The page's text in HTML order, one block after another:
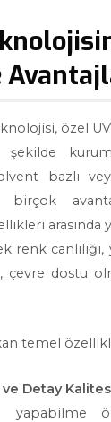
özel UV
bazlı
birçok
arasında
renk
dostu
temel
Detay
yapabilme